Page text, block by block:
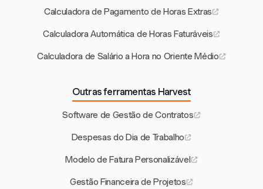
Calculadora de Pagamento de Horas Extras
Calculadora Automática de Horas Faturáveis
Calculadora de Salário a Hora no Oriente Médio
Outras ferramentas Harvest
Software de Gestão de Contratos
Despesas do Dia de Trabalho
Modelo de Fatura Personalizável
Gestão Financeira de Projetos